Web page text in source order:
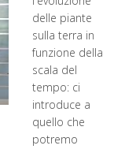
delle piante
sulla terra in
funzione della
scala del
tempo: ci
introduce a
quello che
potremo